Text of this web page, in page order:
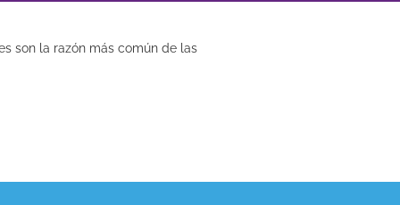
son la razón más común de las